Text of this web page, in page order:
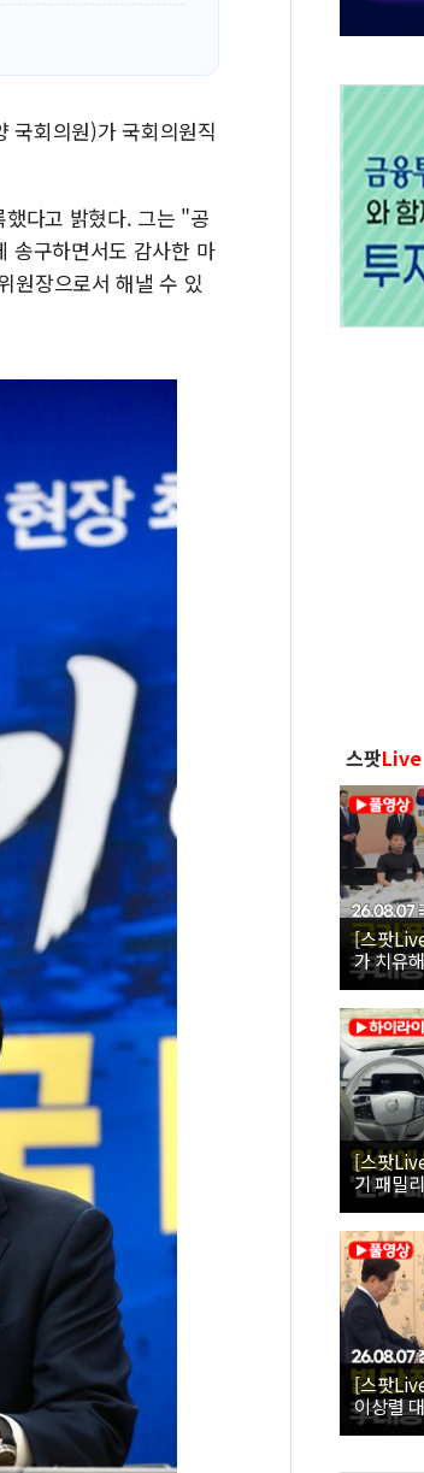
국회의원)가 국회의원직
다고 밝혔다. 그는 "공
송구하면서도 감사한 마
원장으로서 해낼 수 있
스팟Live
[스팟
가 치유
[스팟
기 패밀
[스팟
이상렬
직접 수